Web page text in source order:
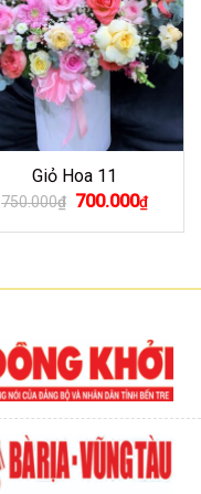
Giỏ Hoa 11
750.000₫ Giá
là:
700.000₫Giá
hiện
tại